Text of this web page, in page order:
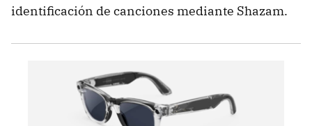
identificación de canciones mediante Shazam.